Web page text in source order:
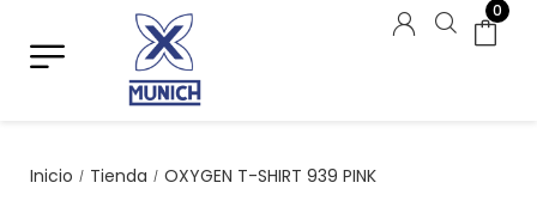
0
Inicio / Tienda / OXYGEN T-SHIRT 939 PINK